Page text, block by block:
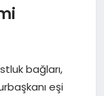
bağları,
eşi